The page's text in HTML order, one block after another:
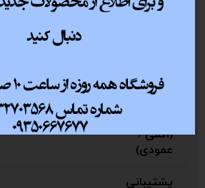
کیس
تعداد درگاه
(افقی /
عمودی)
افقی: ۷ عدد / عمودی: ندارد
پشتیبانی